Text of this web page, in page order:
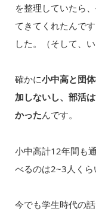
を整理していたら
てきてくれたんで
した。（そして、
確かに小中高と団
加しないし、部活
かったんです。
小中高計12年間も
べるのは2~3人くら
今でも学生時代の